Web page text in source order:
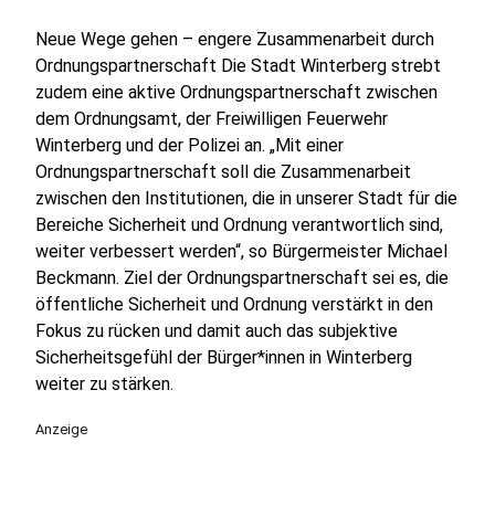
Neue Wege gehen – engere Zusammenarbeit durch
Ordnungspartnerschaft Die Stadt Winterberg strebt
zudem eine aktive Ordnungspartnerschaft zwischen
dem Ordnungsamt, der Freiwilligen Feuerwehr
Winterberg und der Polizei an. „Mit einer
Ordnungspartnerschaft soll die Zusammenarbeit
zwischen den Institutionen, die in unserer Stadt für die
Bereiche Sicherheit und Ordnung verantwortlich sind,
weiter verbessert werden“, so Bürgermeister Michael
Beckmann. Ziel der Ordnungspartnerschaft sei es, die
öffentliche Sicherheit und Ordnung verstärkt in den
Fokus zu rücken und damit auch das subjektive
Sicherheitsgefühl der Bürger*innen in Winterberg
weiter zu stärken.
Anzeige